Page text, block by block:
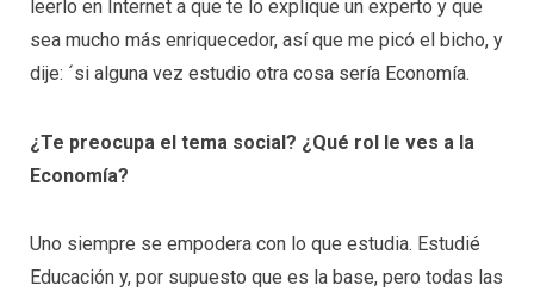
leerlo en Internet a que te lo explique un experto y que
sea mucho más enriquecedor, así que me picó el bicho, y
dije: ´si alguna vez estudio otra cosa sería Economía.
¿Te preocupa el tema social? ¿Qué rol le ves a la
Economía?
Uno siempre se empodera con lo que estudia. Estudié
Educación y, por supuesto que es la base, pero todas las